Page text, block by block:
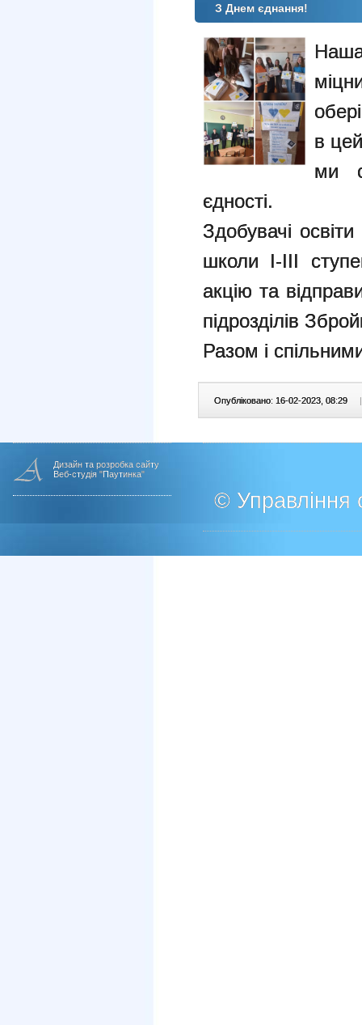
З Днем єднання!
в
ми
єдності.
Здобувачі освіти
школи І-ІІІ
акцію та
підрозділів
Разом і
Опубліковано: 16-02-2023, 08:29 |
Дизайн та розробка сайту
Веб-студія "Паутинка"
© Управління